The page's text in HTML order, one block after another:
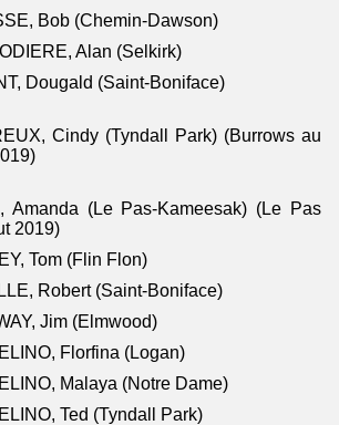
Bob (Chemin-Dawson)
Alan (Selkirk)
Dougald (Saint-Boniface)
Cindy (Tyndall Park) (Burrows au
Amanda (Le Pas-Kameesak) (Le Pas
2019)
Tom (Flin Flon)
Robert (Saint-Boniface)
Jim (Elmwood)
Florfina (Logan)
Malaya (Notre Dame)
Ted (Tyndall Park)